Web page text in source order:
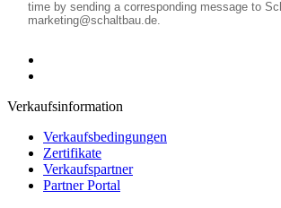
Verkaufsinformation
Verkaufsbedingungen
Zertifikate
Verkaufspartner
Partner Portal